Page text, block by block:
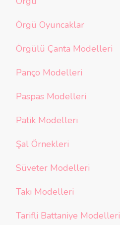
Örgü Oyuncaklar
Örgülü Çanta Modelleri
Panço Modelleri
Paspas Modelleri
Patik Modelleri
Şal Örnekleri
Süveter Modelleri
Takı Modelleri
Tarifli Battaniye Modelleri